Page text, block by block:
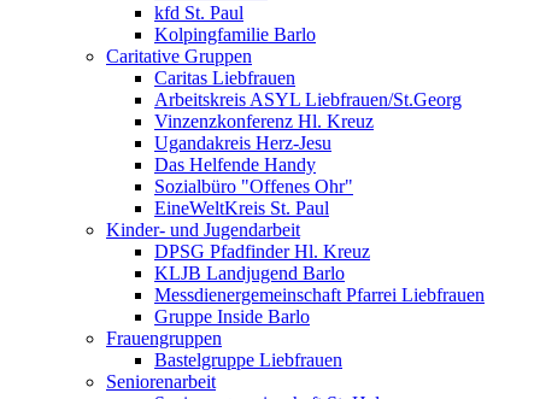
kfd St. Paul
Kolpingfamilie Barlo
Caritative Gruppen
Caritas Liebfrauen
Arbeitskreis ASYL Liebfrauen/St.Georg
Vinzenzkonferenz Hl. Kreuz
Ugandakreis Herz-Jesu
Das Helfende Handy
Sozialbüro "Offenes Ohr"
EineWeltKreis St. Paul
Kinder- und Jugendarbeit
DPSG Pfadfinder Hl. Kreuz
KLJB Landjugend Barlo
Messdienergemeinschaft Pfarrei Liebfrauen
Gruppe Inside Barlo
Frauengruppen
Bastelgruppe Liebfrauen
Seniorenarbeit